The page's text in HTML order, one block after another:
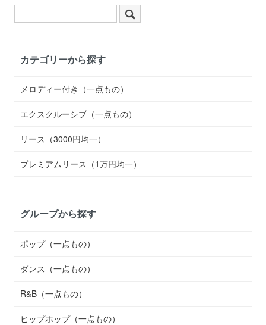
カテゴリーから探す
メロディー付き（一点もの）
エクスクルーシブ（一点もの）
リース（3000円均一）
プレミアムリース（1万円均一）
グループから探す
ポップ（一点もの）
ダンス（一点もの）
R&B（一点もの）
ヒップホップ（一点もの）